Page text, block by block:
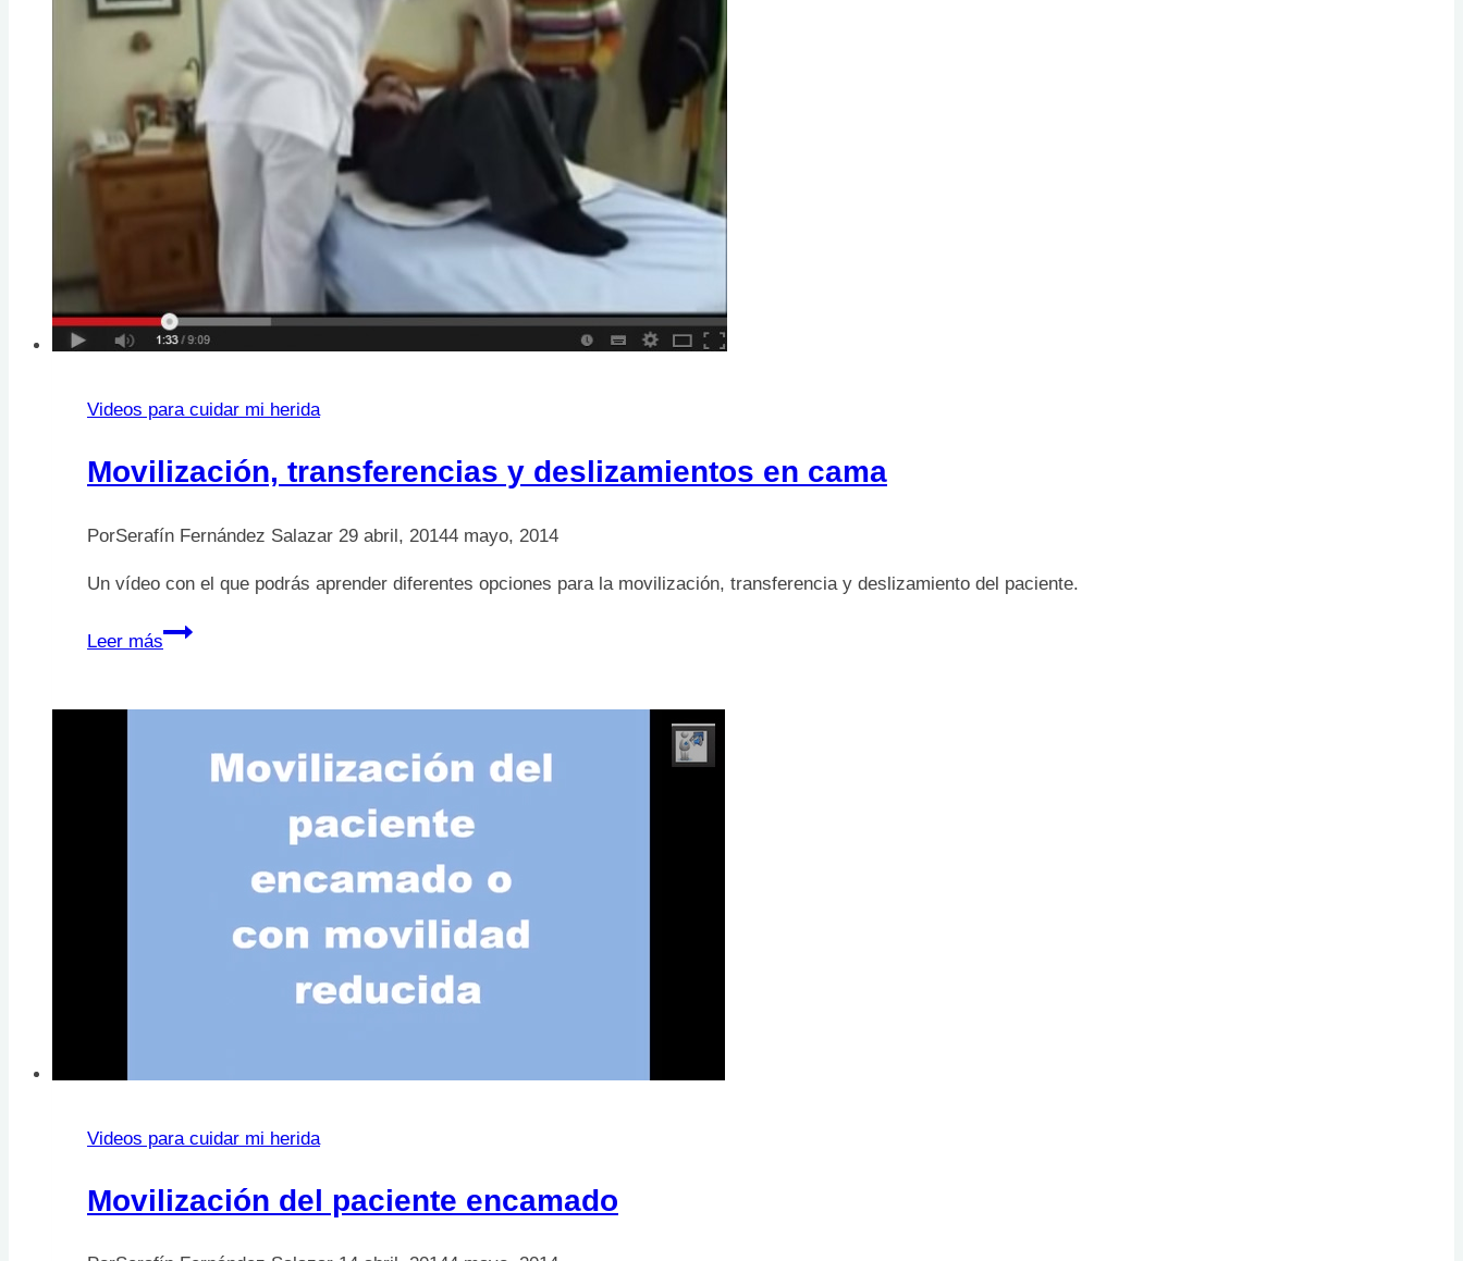
Videos para cuidar mi herida
Movilización, transferencias y deslizamientos en cama
PorSerafín Fernández Salazar 29 abril, 20144 mayo, 2014
Un vídeo con el que podrás aprender diferentes opciones para la movilización, transferencia y deslizamiento del paciente.
Leer más
Movilización,
Videos para cuidar mi herida
Movilización del paciente encamado